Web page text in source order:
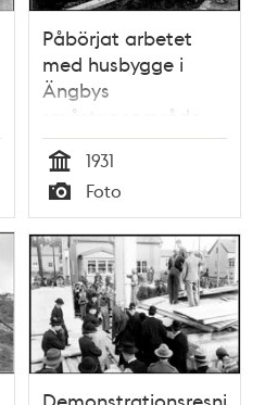
Påbörjat arbetet
med husbygge i
Ängbys
småstugeområde
Tid
1931
Typ
Foto
Demonstrationsresning